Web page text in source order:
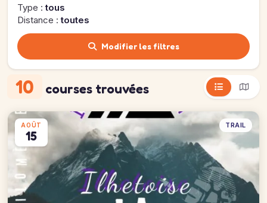
Type :tous
Distance :toutes
Modifier les filtres
10 courses trouvées
AOÛT
15
TRAIL